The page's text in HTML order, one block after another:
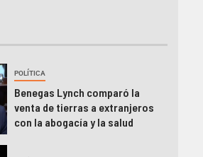
POLÍTICA
Benegas Lynch comparó la
venta de tierras a extranjeros
con la abogacía y la salud